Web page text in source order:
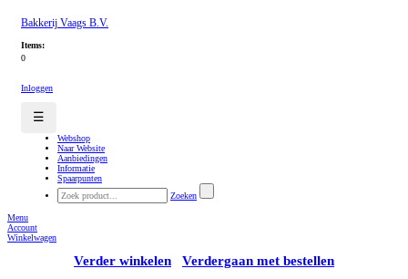
Bakkerij Vaags B.V.
Items:
0
Inloggen
☰
Webshop
Naar Website
Aanbiedingen
Informatie
Spaarpunten
Zoeken
Menu
Account
Winkelwagen
Verder winkelen Verdergaan met bestellen